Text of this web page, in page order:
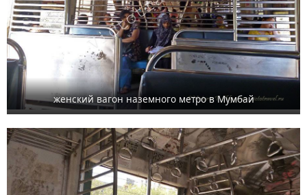
женский вагон наземного метро в Мумбай